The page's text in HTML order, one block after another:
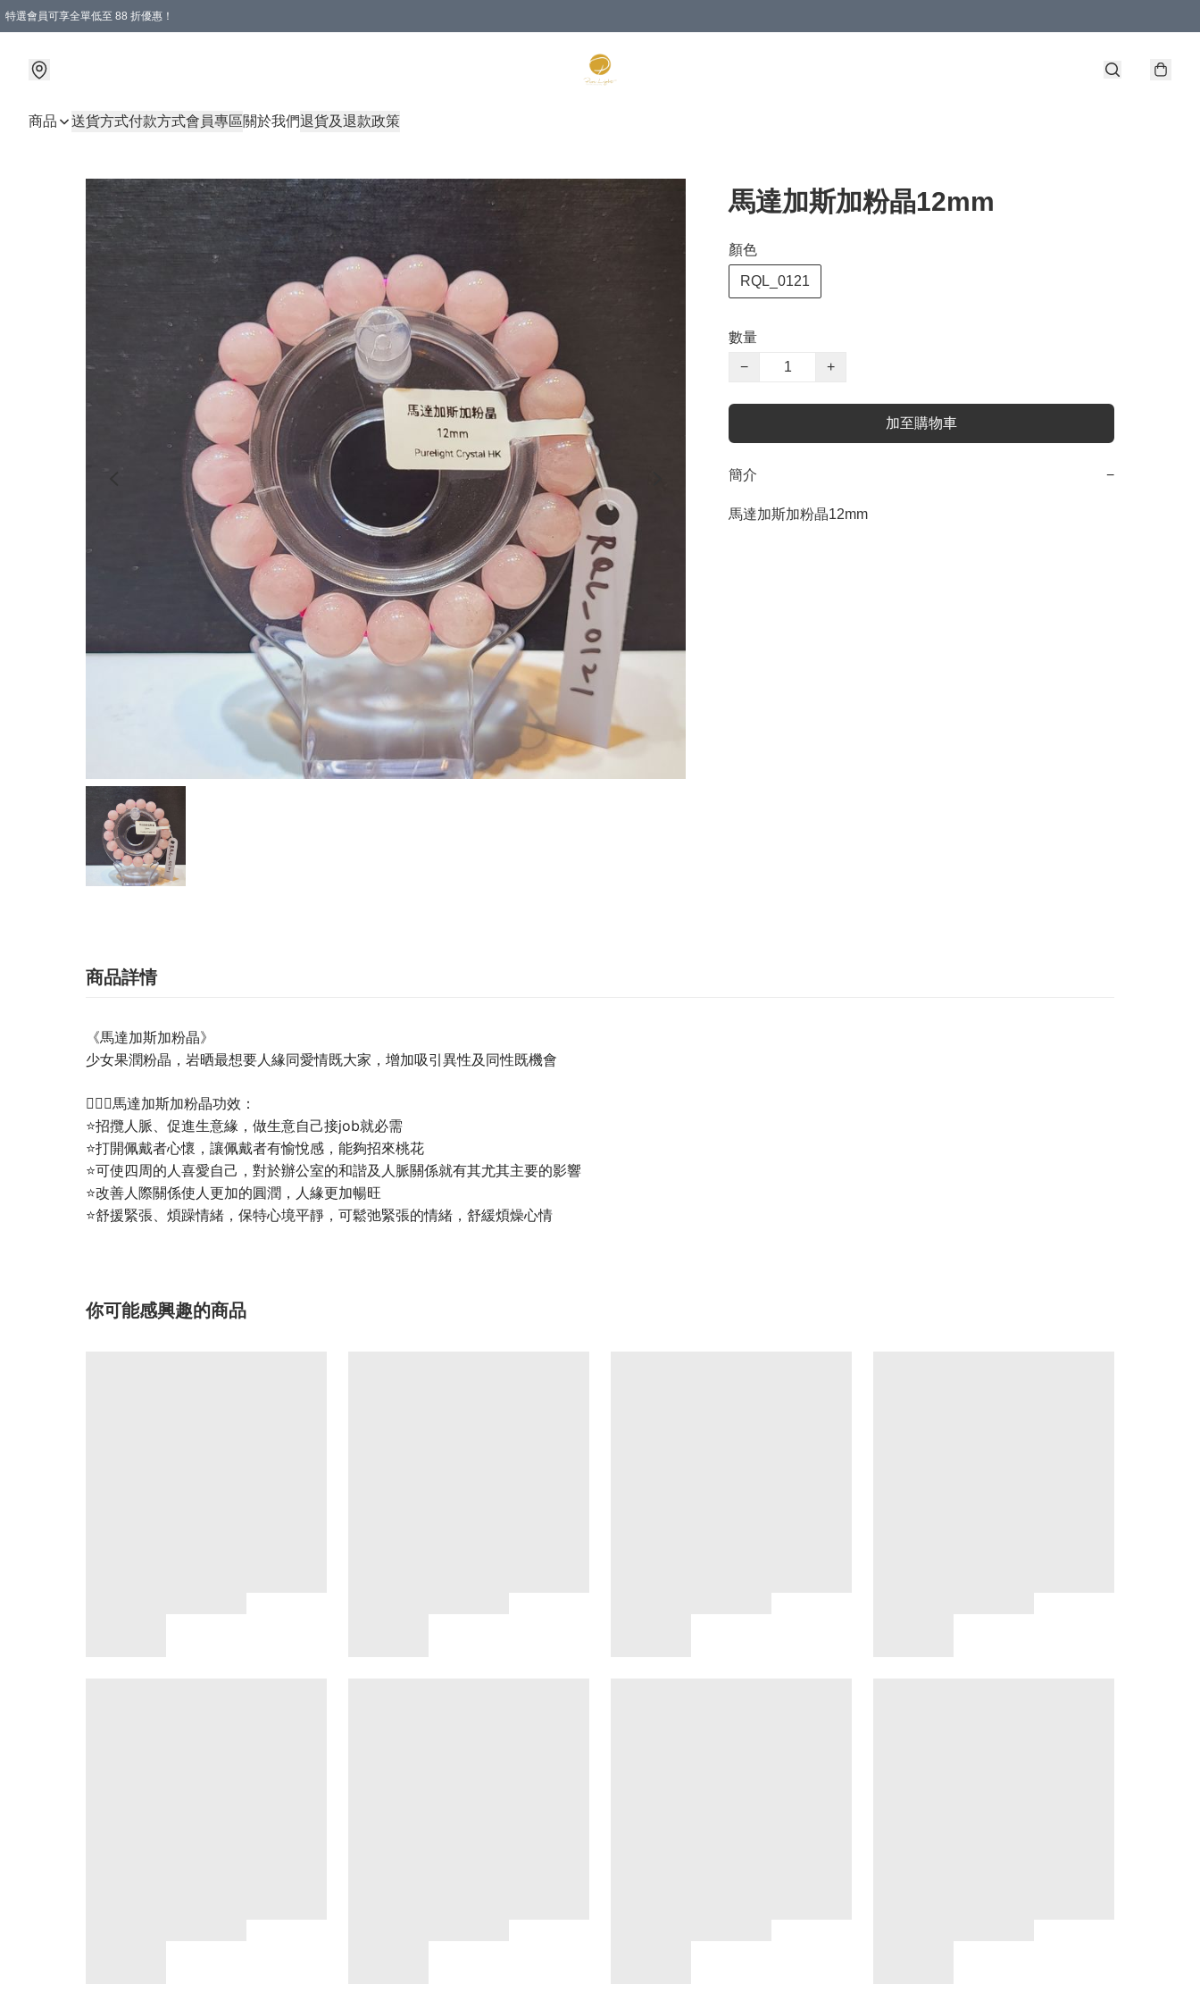
特選會員可享全單低至 88 折優惠！
商品 送貨方式付款方式會員專區關於我們退貨及退款政策
馬達加斯加粉晶12mm
顏色
RQL_0121
數量
−
+
加至購物車
簡介 −
馬達加斯加粉晶12mm
商品詳情
《馬達加斯加粉晶》
少女果潤粉晶，岩晒最想要人緣同愛情既大家，增加吸引異性及同性既機會
💁🏼‍♀️馬達加斯加粉晶功效：
⭐招攬人脈、促進生意緣，做生意自己接job就必需
⭐打開佩戴者心懷，讓佩戴者有愉悅感，能夠招來桃花
⭐可使四周的人喜愛自己，對於辦公室的和諧及人脈關係就有其尤其主要的影響
⭐改善人際關係使人更加的圓潤，人緣更加暢旺
⭐舒援緊張、煩躁情緒，保特心境平靜，可鬆弛緊張的情緒，舒緩煩燥心情
你可能感興趣的商品